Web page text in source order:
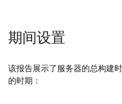
期间设置
该报告展示了服务器的总构建
的时期：